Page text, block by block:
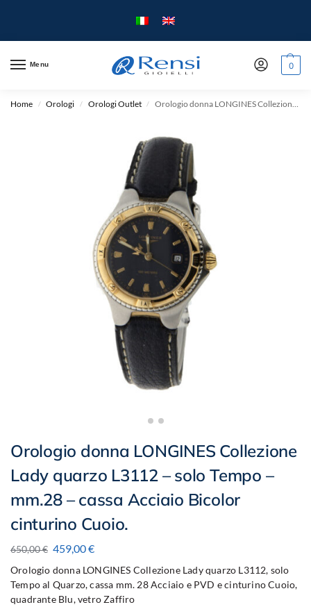
Menu 0
Home / Orologi / Orologi Outlet / Orologio donna LONGINES Collezione Lady quarzo L3112 – solo Tempo – mm.28 – cassa Acciaio Bicolor cinturino Cuoio.
Orologio donna LONGINES Collezione
Lady quarzo L3112 – solo Tempo –
mm.28 – cassa Acciaio Bicolor
cinturino Cuoio.
650,00€ 459,00€
Orologio donna LONGINES Collezione Lady quarzo L3112, solo
Tempo al Quarzo, cassa mm. 28 Acciaio e PVD e cinturino Cuoio,
quadrante Blu, vetro Zaffiro